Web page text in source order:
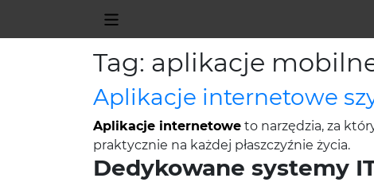
Tag: aplikacje
Aplikacje internetowe
Aplikacje internetowe to narzędzia, za
praktycznie na każdej płaszczyźnie życia.
Dedykowane systemy